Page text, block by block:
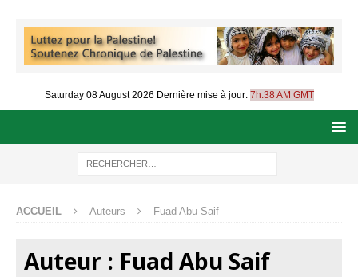
Saturday 08 August 2026 Dernière mise à jour: 7h:38 AM GMT
ACCUEIL Auteurs Fuad Abu Saif
Auteur : Fuad Abu Saif